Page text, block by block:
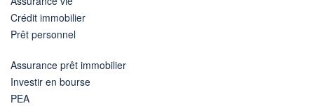
Crédit immobilier
Prêt personnel
Assurance prêt immobilier
Investir en bourse
PEA